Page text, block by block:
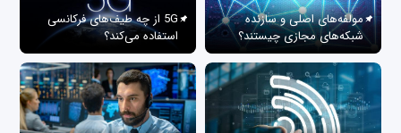
مولفه‌های اصلی و سازنده
شبکه‌های مجازی چیستند؟
5G از چه طیف‌های فرکانسی
استفاده می‌کند؟